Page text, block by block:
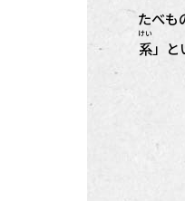
たべも
系
けい
」と